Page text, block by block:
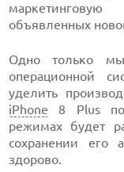
объявленных
Одно только
операционной
уделить
iPhone 8 Plus по
режимах будет
сохранении его
здорово.